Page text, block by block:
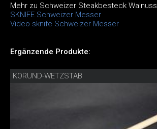
Mehr zu Schweizer Steakbesteck Walnuss
SKNIFE Schweizer Messer
Video sknife Schweizer Messer
Ergänzende Produkte:
KORUND-WETZSTAB